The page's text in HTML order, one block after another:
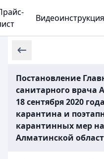
Видеоинструкция
Постановление
санитарного врача
18 сентября 2020
карантина и
карантинных мер
Алматинской